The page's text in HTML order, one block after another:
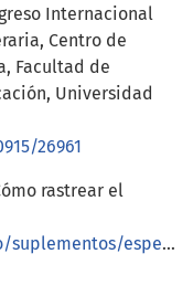
Internacional
Centro de
Facultad de
Universidad
26961
rastrear el
suplementos/